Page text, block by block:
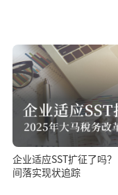
企业适应SST扩征了吗？ 2025年税务改革民
间落实现状追踪